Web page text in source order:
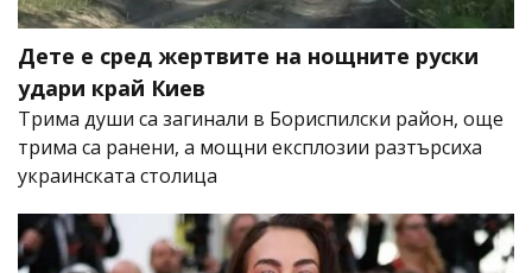
Дете е сред жертвите на нощните руски
удари край Киев
Трима души са загинали в Бориспилски район, още
трима са ранени, а мощни експлозии разтърсиха
украинската столица